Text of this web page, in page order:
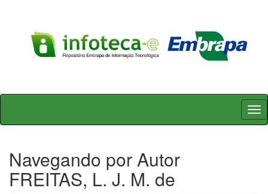
Skip
Navegando por Autor
FREITAS, L. J. M. de